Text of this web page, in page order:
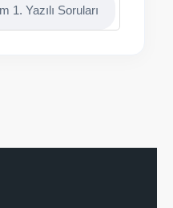
1. Yazılı Soruları